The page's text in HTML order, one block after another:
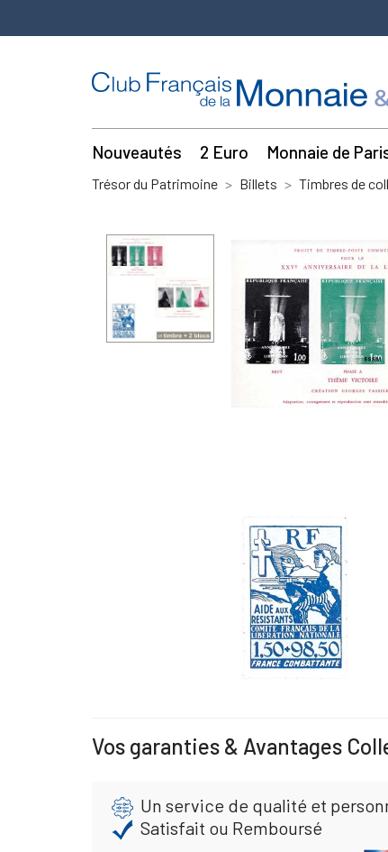
Nouveautés 2 Euro Monnaie de
Trésor du Patrimoine Billets Timbres de
Vos garanties & Avantages
Un service de qualité et
Satisfait ou Remboursé